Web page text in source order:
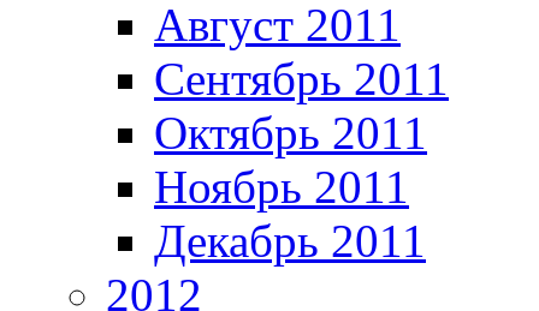
Август 2011
Сентябрь 2011
Октябрь 2011
Ноябрь 2011
Декабрь 2011
2012